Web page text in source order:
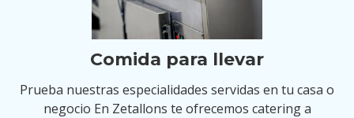
Comida para llevar
Prueba nuestras especialidades servidas en tu casa o
negocio En Zetallons te ofrecemos catering a